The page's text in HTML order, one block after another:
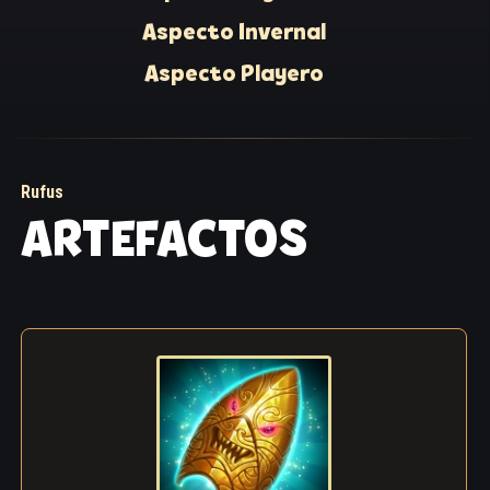
Rakashi ahogó una risita y trató de evitar que sus
piernas le hicieran brincar de alegría. No es de
fácil! Rufus bajó al sótano a por provisiones y
sobrio, intentaba devolver al demonio completamente
intoxicado al mundo de los vivos. Los ojos sombríos
mientras luchaba contra las violentas ganas de
vomitar. Por encima de él asomaba la sonrisa
nauseabunda de su gordo competidor, que se
regodeaba en la victoria.
“Un demonio siempre cumple su palabra, ¿no es
cierto, amigo?”, rio alegremente el vencedor. “Oye, he
Aspecto Invernal
Aspecto Playero
Rufus
ARTEFACTOS